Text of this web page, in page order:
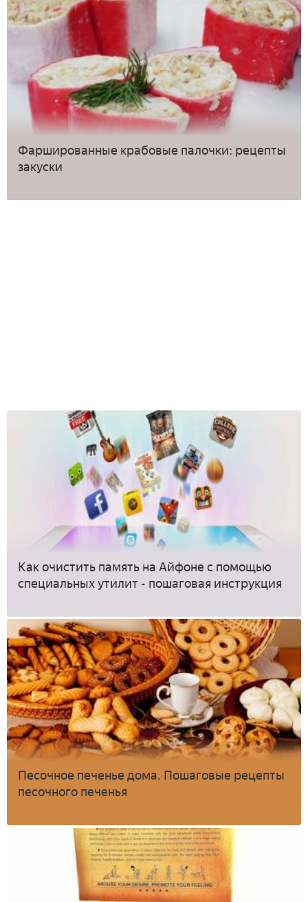
Фаршированные крабовые палочки: рецепты
закуски
Как очистить память на Айфоне с помощью
специальных утилит - пошаговая инструкция
Песочное печенье дома. Пошаговые рецепты
песочного печенья